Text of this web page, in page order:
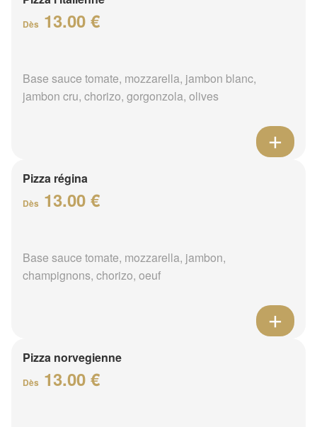
Dès 13.00 €
Base sauce tomate, mozzarella, jambon blanc,
jambon cru, chorizo, gorgonzola, olives
Pizza régina
Dès 13.00 €
Base sauce tomate, mozzarella, jambon,
champignons, chorizo, oeuf
Pizza norvegienne
Dès 13.00 €